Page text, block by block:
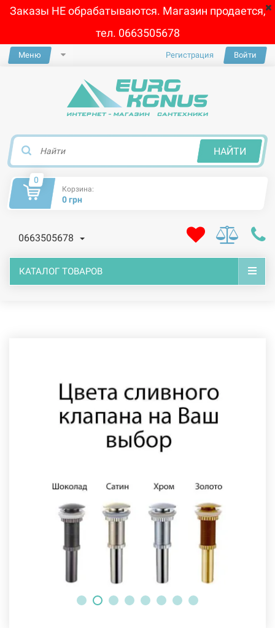
Заказы НЕ обрабатываются. Магазин продается,
тел. 0663505678
Меню Регистрация Войти
НАЙТИ
0
Корзина:
0 грн
0663505678
КАТАЛОГ ТОВАРОВ